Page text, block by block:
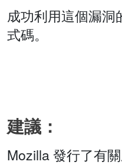
成功利用這個漏洞
式碼。
建議：
Mozilla 發行了有